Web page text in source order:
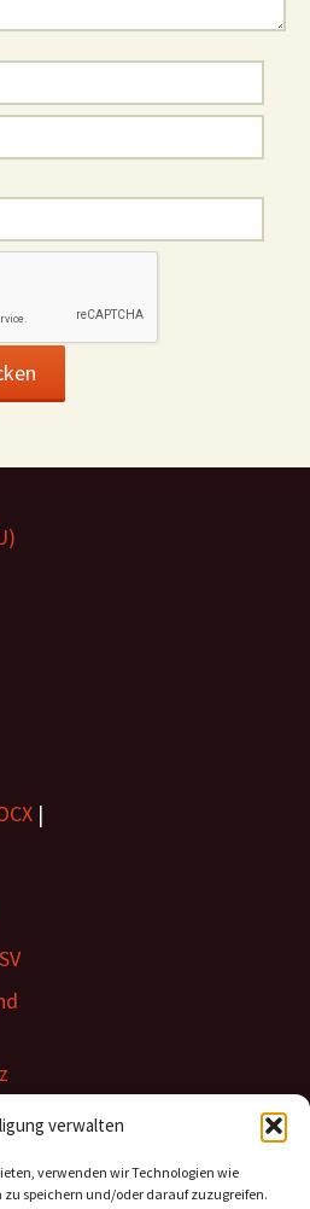
verwalten
verwenden wir Technologien wie
speichern und/oder darauf zuzugreifen.
|